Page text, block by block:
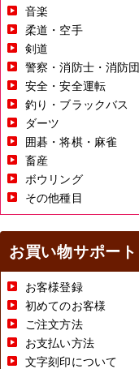
音楽
柔道・空手
剣道
警察・消防士・消防団
安全・安全運転
釣り・ブラックバス
ダーツ
囲碁・将棋・麻雀
畜産
ボウリング
その他種目
お買い物サポート
お客様登録
初めてのお客様
ご注文方法
お支払い方法
文字刻印について